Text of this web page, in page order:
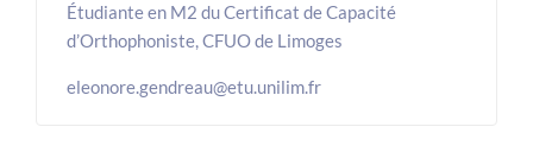
Étudiante en M2 du Certificat de Capacité
d’Orthophoniste, CFUO de Limoges
eleonore.gendreau@etu.unilim.fr